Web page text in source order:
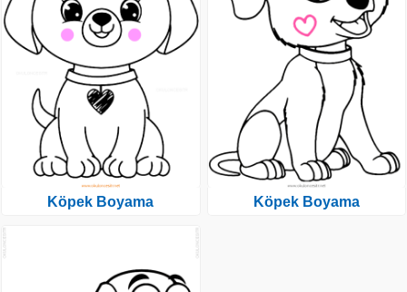
Köpek Boyama Köpek Boyama